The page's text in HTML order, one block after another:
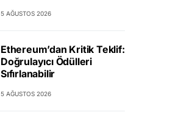
5 AĞUSTOS 2026
Ethereum’dan Kritik Teklif:
Doğrulayıcı Ödülleri
Sıfırlanabilir
5 AĞUSTOS 2026